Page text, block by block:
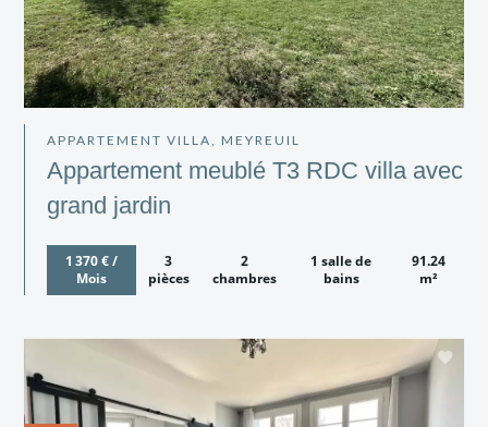
APPARTEMENT VILLA, MEYREUIL
Appartement meublé T3 RDC villa avec
grand jardin
1 370 € /
Mois
3
pièces
2
chambres
1 salle de
bains
91.24
m²